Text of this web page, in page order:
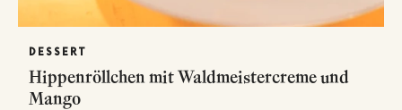
DESSERT
Hippenröllchen mit Waldmeistercreme und
Mango